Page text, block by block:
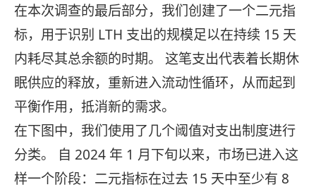
在本次调查的最后部分，我们创建了一个二元指
标，用于识别 LTH 支出的规模足以在持续 15 天
内耗尽其总余额的时期。 这笔支出代表着长期休
眠供应的释放，重新进入流动性循环，从而起到
平衡作用，抵消新的需求。
在下图中，我们使用了几个阈值对支出制度进行
分类。 自 2024 年 1 月下旬以来，市场已进入这
样一个阶段：二元指标在过去 15 天中至少有 8